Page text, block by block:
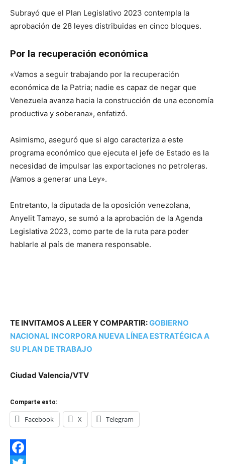
Subrayó que el Plan Legislativo 2023 contempla la
aprobación de 28 leyes distribuidas en cinco bloques.
Por la recuperación económica
«Vamos a seguir trabajando por la recuperación
económica de la Patria; nadie es capaz de negar que
Venezuela avanza hacia la construcción de una economía
productiva y soberana», enfatizó.
Asimismo, aseguró que si algo caracteriza a este
programa económico que ejecuta el jefe de Estado es la
necesidad de impulsar las exportaciones no petroleras.
¡Vamos a generar una Ley».
Entretanto, la diputada de la oposición venezolana,
Anyelit Tamayo, se sumó a la aprobación de la Agenda
Legislativa 2023, como parte de la ruta para poder
hablarle al país de manera responsable.
TE INVITAMOS A LEER Y COMPARTIR:GOBIERNO
NACIONAL INCORPORA NUEVA LÍNEA ESTRATÉGICA A
SU PLAN DE TRABAJO
Ciudad Valencia/VTV
Comparte esto:
Facebook X Telegram